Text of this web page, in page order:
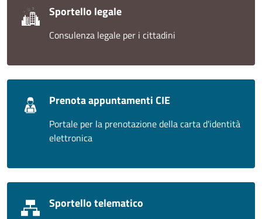
Sportello legale
Consulenza legale per i cittadini
Prenota appuntamenti CIE
Portale per la prenotazione della carta d'identità
elettronica
Sportello telematico